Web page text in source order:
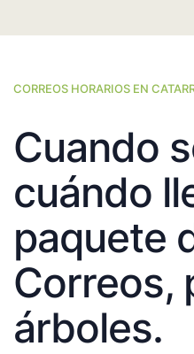
CORREOS HORARIOS EN
Cuando
cuándo
paquete
Correos,
árboles.